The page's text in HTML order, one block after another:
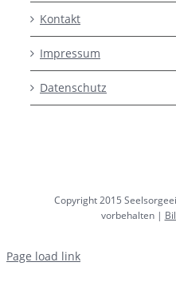
Kontakt
Impressum
Datenschutz
Copyright 2015
vorbehalten |
Page load link